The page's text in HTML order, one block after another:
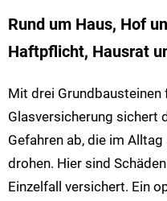
Rund um Haus, Hof
Haftpflicht, Hausrat
Mit drei
Glasversicherung sichert
Gefahren ab, die im
drohen. Hier sind
Einzelfall versichert. Ein